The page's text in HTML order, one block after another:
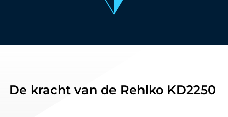
De kracht van de Rehlko KD2250